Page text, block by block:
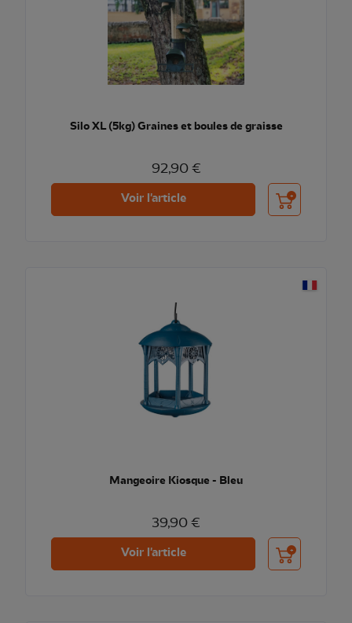
Silo XL (5kg) Graines et boules de graisse
92,90 €
Voir l'article Ajouter au
Mangeoire Kiosque - Bleu
39,90 €
Voir l'article Ajouter au